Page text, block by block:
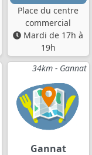
Place du centre
commercial
Mardi de 17h à
19h
34km - Gannat
Gannat